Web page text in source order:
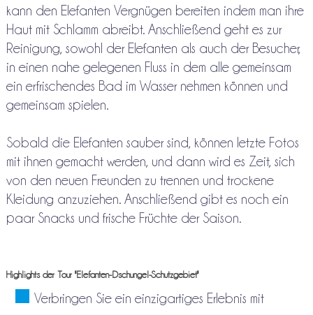
kann den Elefanten Vergnügen bereiten indem man ihre
Haut mit Schlamm abreibt. Anschließend geht es zur
Reinigung, sowohl der Elefanten als auch der Besucher,
in einen nahe gelegenen Fluss in dem alle gemeinsam
ein erfrischendes Bad im Wasser nehmen können und
gemeinsam spielen.
Sobald die Elefanten sauber sind, können letzte Fotos
mit ihnen gemacht werden, und dann wird es Zeit, sich
von den neuen Freunden zu trennen und trockene
Kleidung anzuziehen. Anschließend gibt es noch ein
paar Snacks und frische Früchte der Saison.
Highlights der Tour "Elefanten-Dschungel-Schutzgebiet"
Verbringen Sie ein einzigartiges Erlebnis mit